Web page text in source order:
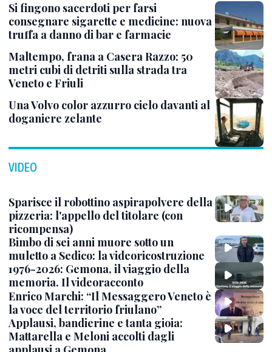
Si fingono sacerdoti per farsi
consegnare sigarette e medicine: nuova
truffa a danno di bar e farmacie
Maltempo, frana a Casera Razzo: 50
metri cubi di detriti sulla strada tra
Veneto e Friuli
Una Volvo color azzurro cielo davanti al
doganiere zelante
VIDEO
Sparisce il robottino aspirapolvere della
pizzeria: l'appello del titolare (con
ricompensa)
Bimbo di sei anni muore sotto un
muletto a Sedico: la videoricostruzione
1976-2026: Gemona, il viaggio della
memoria. Il videoracconto
Enrico Marchi: “Il Messaggero Veneto è
la voce del territorio friulano”
Applausi, bandierine e tanta gioia:
Mattarella e Meloni accolti dagli